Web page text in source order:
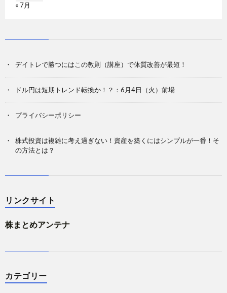
« 7月
デイトレで勝つにはこの教則（講座）で体質改善が最短！
ドル円は短期トレンド転換か！？：6月4日（火）前場
プライバシーポリシー
株式投資は複雑に考え過ぎない！資産を築くにはシンプルが一番！そ
の方法とは？
リンクサイト
株まとめアンテナ
カテゴリー